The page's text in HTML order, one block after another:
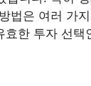
법은 여러 가
한 투자 선